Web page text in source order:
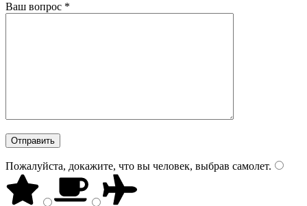
Ваш вопрос *
Пожалуйста, докажите, что вы человек, выбрав самолет.